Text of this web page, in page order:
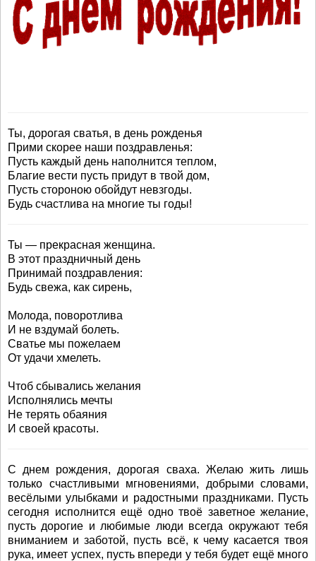
Ты, дорогая сватья, в день рожденья
Прими скорее наши поздравленья:
Пусть каждый день наполнится теплом,
Благие вести пусть придут в твой дом,
Пусть стороною обойдут невзгоды.
Будь счастлива на многие ты годы!
Ты — прекрасная женщина.
В этот праздничный день
Принимай поздравления:
Будь свежа, как сирень,
Молода, поворотлива
И не вздумай болеть.
Сватье мы пожелаем
От удачи хмелеть.
Чтоб сбывались желания
Исполнялись мечты
Не терять обаяния
И своей красоты.
С днем рождения, дорогая сваха. Желаю жить лишь
только счастливыми мгновениями, добрыми словами,
весёлыми улыбками и радостными праздниками. Пусть
сегодня исполнится ещё одно твоё заветное желание,
пусть дорогие и любимые люди всегда окружают тебя
вниманием и заботой, пусть всё, к чему касается твоя
рука, имеет успех, пусть впереди у тебя будет ещё много